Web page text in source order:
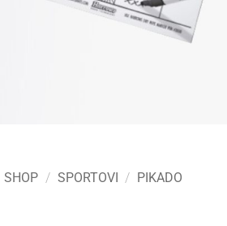
SHOP / SPORTOVI / PIKADO